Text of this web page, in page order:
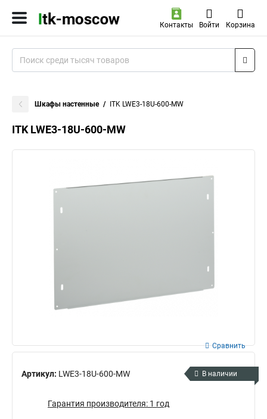
Контакты Войти Корзина
Шкафы настенные ITK LWE3-18U-600-MW
ITK LWE3-18U-600-MW
Артикул: LWE3-18U-600-MW
Сравнить
В наличии
Гарантия производителя: 1 год